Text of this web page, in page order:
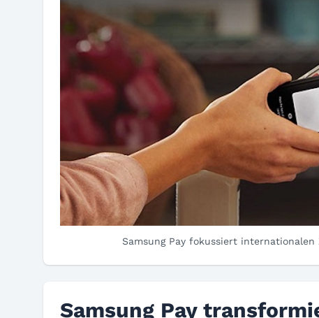
Samsung Pay fokussiert internationalen
Samsung Pay